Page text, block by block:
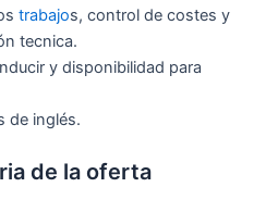
trabajos, control de costes y
tecnica.
y disponibilidad para
de inglés.
de la oferta